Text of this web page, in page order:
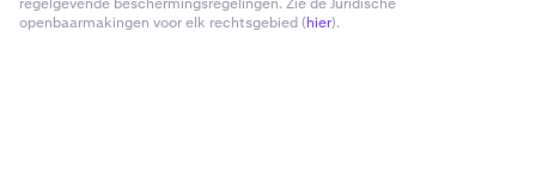
regelgevende beschermingsregelingen. Zie de Juridische
openbaarmakingen voor elk rechtsgebied (hier).